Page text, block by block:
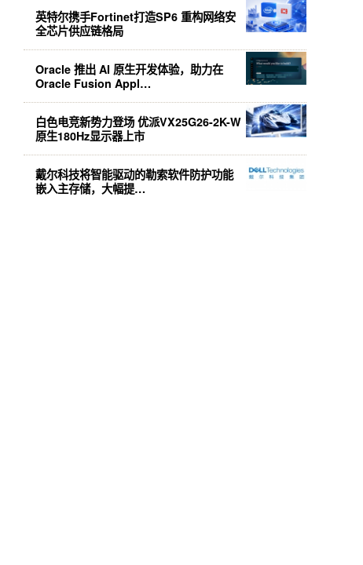
英特尔携手Fortinet打造SP6 重构网络安
全芯片供应链格局
Oracle 推出 AI 原生开发体验，助力在
Oracle Fusion Appl…
白色电竞新势力登场 优派VX25G26-2K-W
原生180Hz显示器上市
戴尔科技将智能驱动的勒索软件防护功能
嵌入主存储，大幅提…